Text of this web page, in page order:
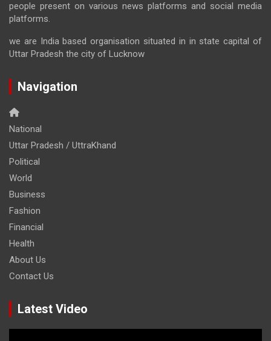
people present on various news platforms and social media
platforms.
we are India based organisation situated in in state capital of
Uttar Pradesh the city of Lucknow
Navigation
National
Uttar Pradesh / UttraKhand
Political
World
Business
Fashion
Financial
Health
About Us
Contact Us
Latest Video